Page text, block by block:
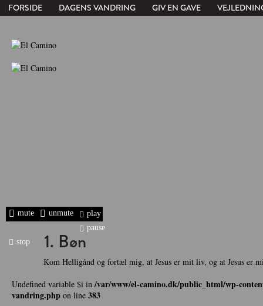
FORSIDE DAGENS VANDRING GIV EN GAVE
mute unmute
play
pause
stop
1. Bøn
Kom Helligånd og fortæl mig, at Jesus er mit liv, og at Jesus er
Undefined variable $i in/var/www/el-camino.dk/public_html/wp-
vandring.phpon line 383